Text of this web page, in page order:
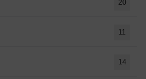
20
11
14